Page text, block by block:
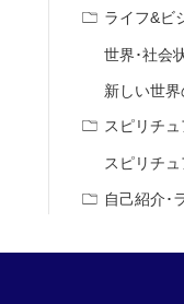
ライフ&ビ
世界･社会
新しい世界
スピリチ
スピリチ
自己紹介･